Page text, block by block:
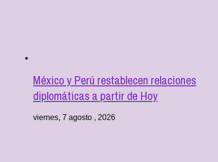
México y Perú restablecen relaciones
diplomáticas a partir de Hoy
viernes, 7 agosto , 2026